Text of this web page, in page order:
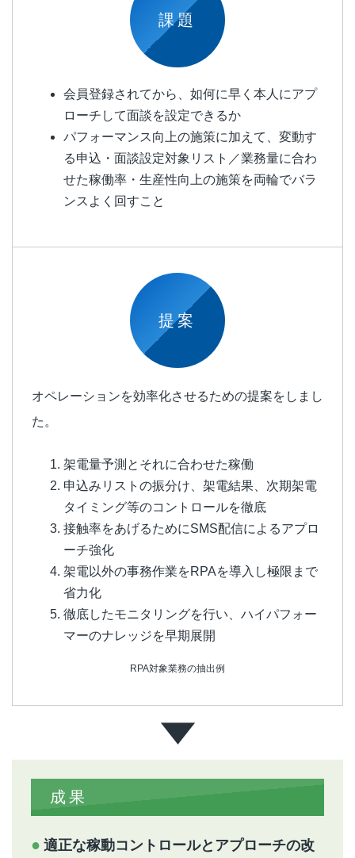
課題
会員登録されてから、如何に早く本人にアプ
ローチして面談を設定できるか
パフォーマンス向上の施策に加えて、変動す
る申込・面談設定対象リスト／業務量に合わ
せた稼働率・生産性向上の施策を両輪でバラ
ンスよく回すこと
提案
オペレーションを効率化させるための提案をしまし
た。
架電量予測とそれに合わせた稼働
申込みリストの振分け、架電結果、次期架電
タイミング等のコントロールを徹底
接触率をあげるためにSMS配信によるアプロ
ーチ強化
架電以外の事務作業をRPAを導入し極限まで
省力化
徹底したモニタリングを行い、ハイパフォー
マーのナレッジを早期展開
RPA対象業務の抽出例
成果
適正な稼動コントロールとアプローチの改